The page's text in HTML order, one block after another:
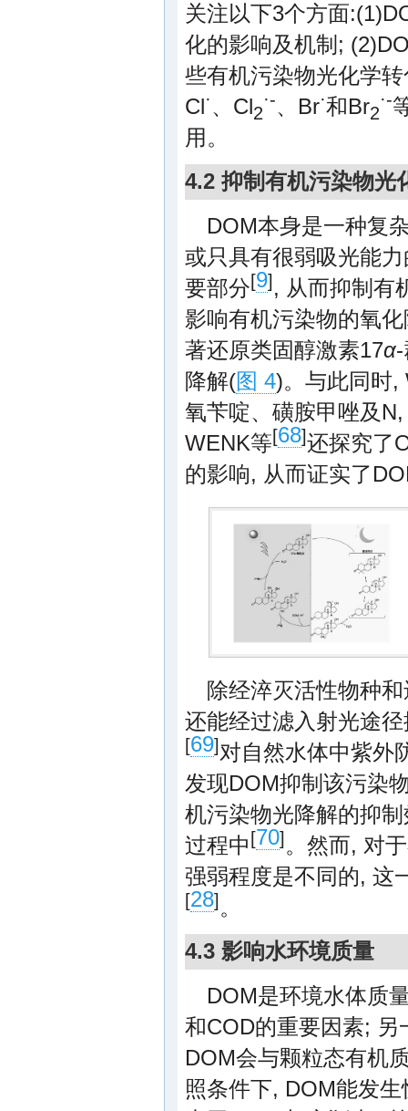
关注以下3个方面
化的影响及机制;
些有机污染物光化学
Cl·、Cl2
·-、Br·和Br2
·-
用。
4.2 抑制有机污染物光
DOM本身是一种复
或只具有很弱吸光能
要部分[9] , 从而抑制有
影响有机污染物的氧
著还原类固醇激素17α
降解(图 4)。与此同时,
氧苄啶、磺胺甲唑及
WENK等[68]还探究了
的影响, 从而证实了
除经淬灭活性物种
还能经过滤入射光途
[69]对自然水体中紫外
发现DOM抑制该污染
机污染物光降解的抑
过程中 [70] 。然而, 对
强弱程度是不同的, 这
[28] 。
4.3 影响水环境质量
DOM是环境水体质
和COD的重要因素; 另
DOM会与颗粒态有机
照条件下, DOM能发